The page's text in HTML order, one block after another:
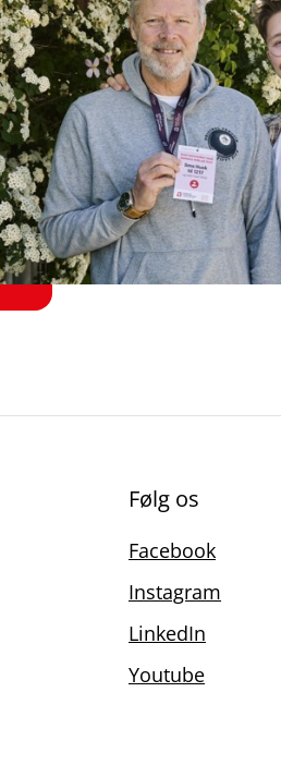
Følg os
Facebook
Instagram
LinkedIn
Youtube